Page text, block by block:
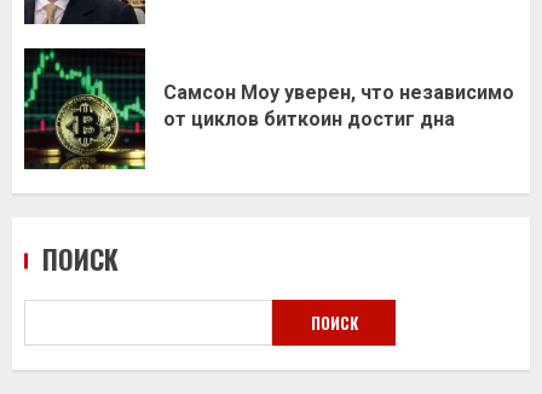
Самсон Моу уверен, что независимо
от циклов биткоин достиг дна
ПОИСК
ПОИСК